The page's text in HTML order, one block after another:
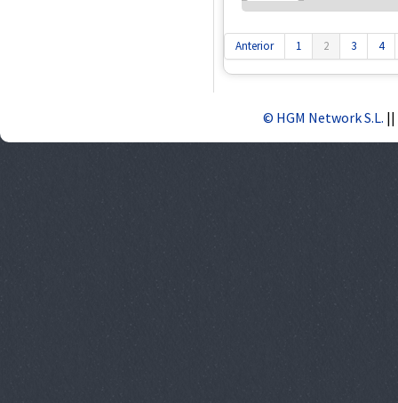
Anterior 1 2 3 4
© HGM Network S.L. ||